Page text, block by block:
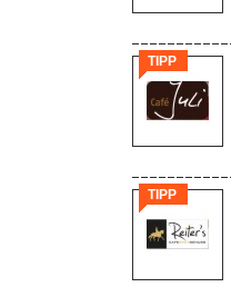
TIPP
TIPP